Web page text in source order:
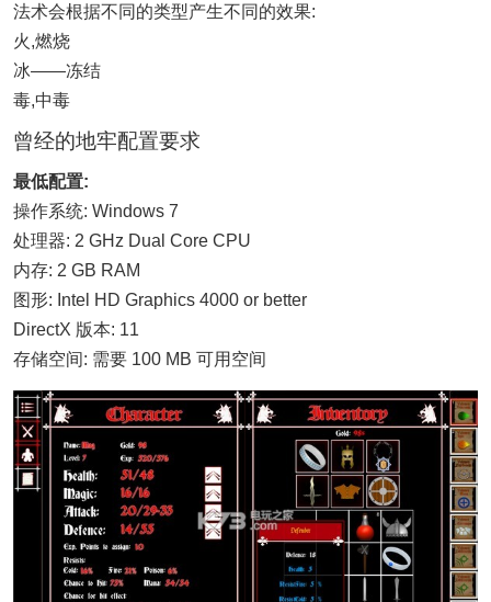
法术会根据不同的类型产生不同的效果:
火,燃烧
冰——冻结
毒,中毒
曾经的地牢配置要求
最低配置:
操作系统: Windows 7
处理器: 2 GHz Dual Core CPU
内存: 2 GB RAM
图形: Intel HD Graphics 4000 or better
DirectX 版本: 11
存储空间: 需要 100 MB 可用空间